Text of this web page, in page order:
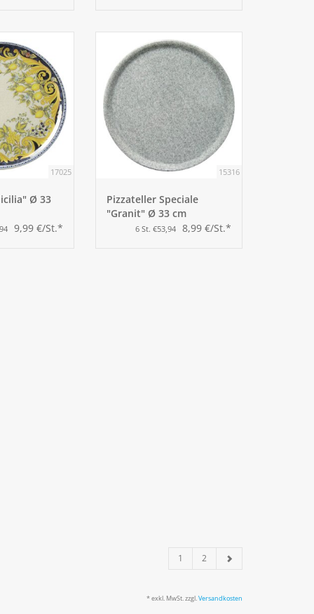
17025
Ø 33
9,99 €/St.*
15316
Pizzateller Speciale
"Granit" Ø 33 cm
6 St. €53,94 8,99 €/St.*
1 2
* exkl. MwSt. zzgl.Versandkosten